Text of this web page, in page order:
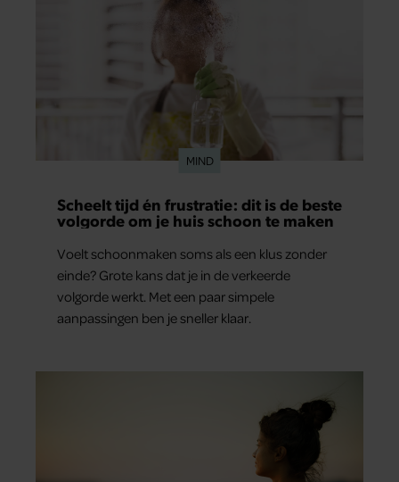
MIND
Scheelt tijd én frustratie: dit is de beste
volgorde om je huis schoon te maken
Voelt schoonmaken soms als een klus zonder
einde? Grote kans dat je in de verkeerde
volgorde werkt. Met een paar simpele
aanpassingen ben je sneller klaar.